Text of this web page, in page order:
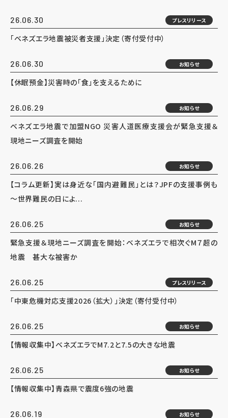
26.06.30 プレスリリース
「ベネズエラ地震被災者支援」決定（寄付受付中）
26.06.30 お知らせ
【休眠預金】災害時の「食」を支えるために
26.06.29 お知らせ
ベネズエラ地震で加盟NGO 災害人道医療支援会が緊急支援＆
現地ニーズ調査を開始
26.06.26 お知らせ
【コラム更新】実は身近な「国内避難民」とは？JPFの支援事例も
～世界難民の日によ...
26.06.25 お知らせ
緊急支援＆現地ニーズ調査を開始：ベネズエラで相次ぐM７超の
地震 甚大な被害か
26.06.25 プレスリリース
「中東危機対応支援2026（拡大）」決定（寄付受付中）
26.06.25 お知らせ
【情報収集中】ベネズエラでM7.2と7.5の大きな地震
26.06.25 お知らせ
【情報収集中】青森県で震度6強の地震
26.06.19 お知らせ